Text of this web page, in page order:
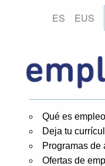
ES EUS
Qué es
Deja tu
Programas de
Ofertas de